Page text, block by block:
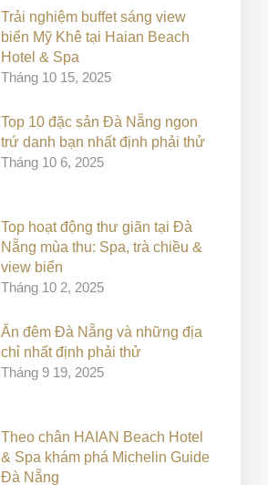
Trải nghiệm buffet sáng view
biển Mỹ Khê tại Haian Beach
Hotel & Spa
Tháng 10 15, 2025
Top 10 đặc sản Đà Nẵng ngon
trứ danh bạn nhất định phải thử
Tháng 10 6, 2025
Top hoạt động thư giãn tại Đà
Nẵng mùa thu: Spa, trà chiều &
view biển
Tháng 10 2, 2025
Ăn đêm Đà Nẵng và những địa
chỉ nhất định phải thử
Tháng 9 19, 2025
Theo chân HAIAN Beach Hotel
& Spa khám phá Michelin Guide
Đà Nẵng